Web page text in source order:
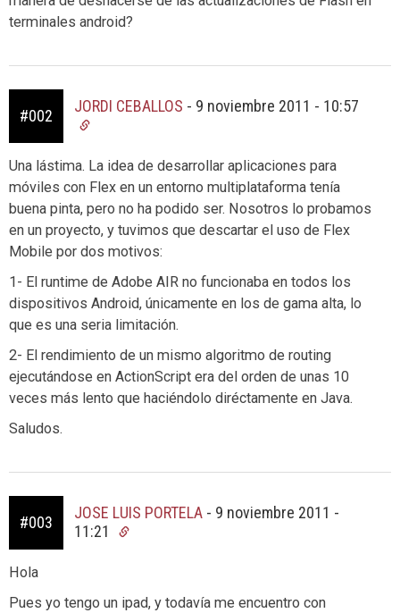
terminales android?
#002
JORDI CEBALLOS - 9 noviembre 2011 - 10:57
Una lástima. La idea de desarrollar aplicaciones para
móviles con Flex en un entorno multiplataforma tenía
buena pinta, pero no ha podido ser. Nosotros lo probamos
en un proyecto, y tuvimos que descartar el uso de Flex
Mobile por dos motivos:
1- El runtime de Adobe AIR no funcionaba en todos los
dispositivos Android, únicamente en los de gama alta, lo
que es una seria limitación.
2- El rendimiento de un mismo algoritmo de routing
ejecutándose en ActionScript era del orden de unas 10
veces más lento que haciéndolo diréctamente en Java.
Saludos.
#003
JOSE LUIS PORTELA - 9 noviembre 2011 -
11:21
Hola
Pues yo tengo un ipad, y todavía me encuentro con